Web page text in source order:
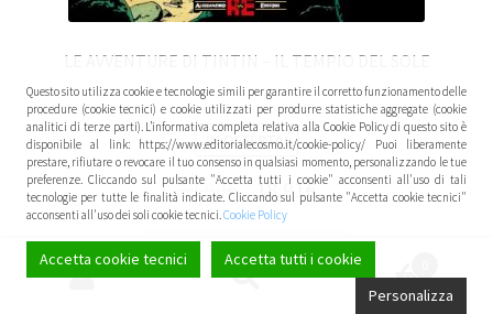
LE AVVENTURE DI TINTIN – IL TEMPIO DEL SOLE
IN OFFERTA!
19,90€ 18,91€
Aggiungi al carrello
Questo sito utilizza cookie e tecnologie simili per garantire il corretto funzionamento delle
procedure (cookie tecnici) e cookie utilizzati per produrre statistiche aggregate (cookie
analitici di terze parti). L’informativa completa relativa alla Cookie Policy di questo sito è
disponibile al link: https://www.editorialecosmo.it/cookie-policy/ Puoi liberamente
prestare, rifiutare o revocare il tuo consenso in qualsiasi momento, personalizzando le tue
preferenze. Cliccando sul pulsante "Accetta tutti i cookie" acconsenti all'uso di tali
tecnologie per tutte le finalità indicate. Cliccando sul pulsante "Accetta cookie tecnici"
acconsenti all'uso dei soli cookie tecnici.Cookie Policy
Accetta cookie tecnici
Accetta tutti i cookie
Personalizza